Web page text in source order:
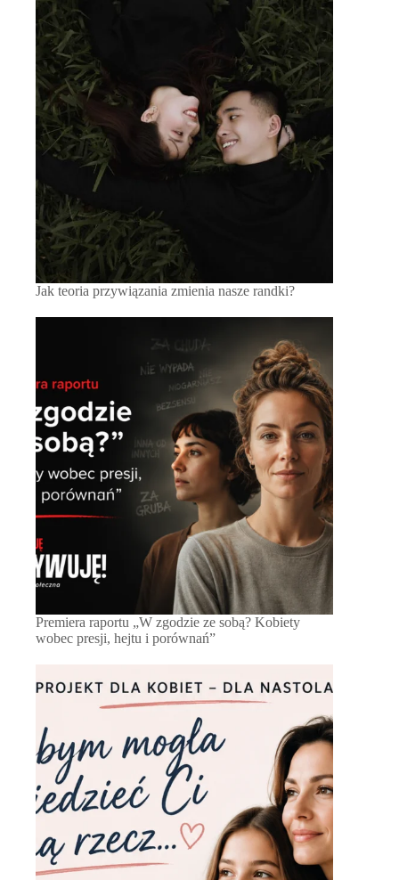
Jak teoria przywiązania zmienia nasze randki?
Premiera raportu „W zgodzie ze sobą? Kobiety
wobec presji, hejtu i porównań”